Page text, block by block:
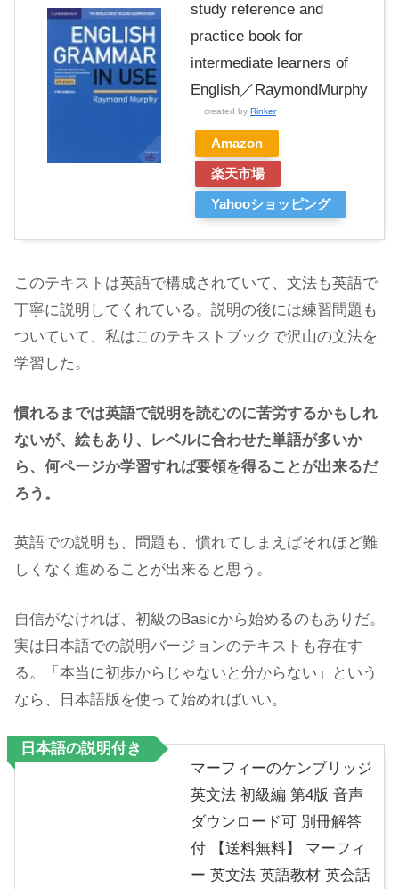
study reference and
practice book for
intermediate learners of
English／RaymondMurphy
created by Rinker
Amazon
楽天市場
Yahooショッピング
このテキストは英語で構成されていて、文法も英語で
丁寧に説明してくれている。説明の後には練習問題も
ついていて、私はこのテキストブックで沢山の文法を
学習した。
慣れるまでは英語で説明を読むのに苦労するかもしれ
ないが、絵もあり、レベルに合わせた単語が多いか
ら、何ページか学習すれば要領を得ることが出来るだ
ろう。
英語での説明も、問題も、慣れてしまえばそれほど難
しくなく進めることが出来ると思う。
自信がなければ、初級のBasicから始めるのもありだ。
実は日本語での説明バージョンのテキストも存在す
る。「本当に初歩からじゃないと分からない」という
なら、日本語版を使って始めればいい。
マーフィーのケンブリッジ
英文法 初級編 第4版 音声
ダウンロード可 別冊解答
付 【送料無料】 マーフィ
ー 英文法 英語教材 英会話
日本語の説明付き